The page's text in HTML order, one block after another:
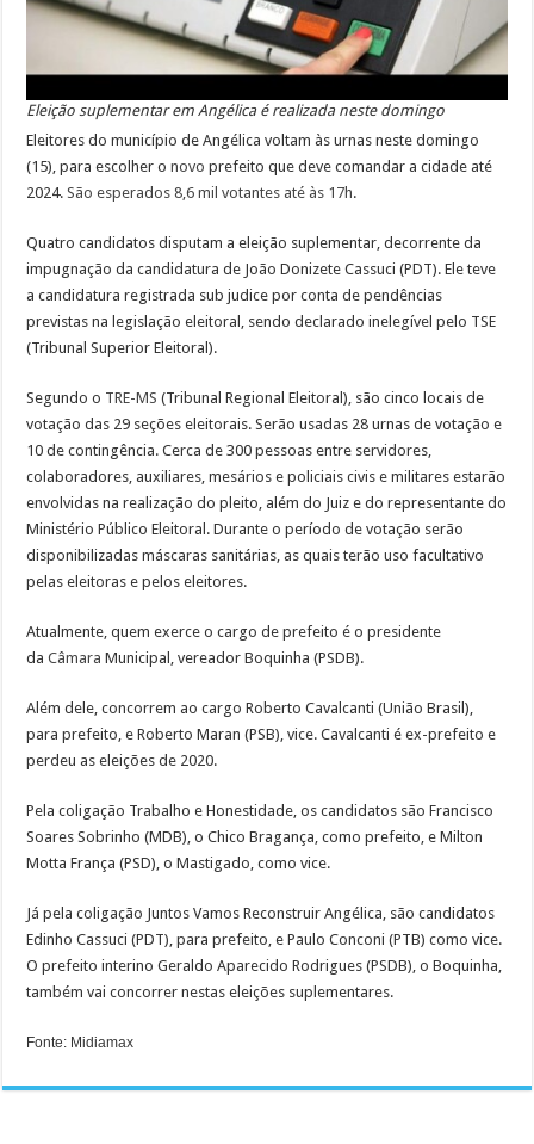
Eleição suplementar em Angélica é realizada neste domingo
Eleitores do município de Angélica voltam às urnas neste domingo
(15), para escolher onovo prefeito que deve comandar a cidade até
2024.São esperados 8,6 mil votantes até às 17h.
Quatro candidatos disputam a eleição suplementar, decorrente da
impugnação da candidatura de João Donizete Cassuci (PDT). Ele teve
a candidatura registrada sub judice por conta de pendências
previstas na legislação eleitoral, sendo declarado inelegível pelo TSE
(Tribunal Superior Eleitoral).
Segundo o TRE-MS (Tribunal Regional Eleitoral), são cinco locais de
votação das 29 seções eleitorais. Serão usadas 28 urnas de votação e
10 de contingência. Cerca de 300 pessoas entre servidores,
colaboradores, auxiliares, mesários e policiais civis e militares estarão
envolvidas na realização do pleito, além do Juiz e do representante do
Ministério Público Eleitoral. Durante o período de votação serão
disponibilizadas máscaras sanitárias, as quais terão uso facultativo
pelas eleitoras e pelos eleitores.
Atualmente, quem exerce o cargo de prefeito é o presidente
daCâmara Municipal, vereador Boquinha (PSDB).
Além dele, concorrem ao cargo Roberto Cavalcanti (União Brasil),
para prefeito, e Roberto Maran (PSB), vice. Cavalcanti é ex-prefeito e
perdeu as eleições de 2020.
Pela coligação Trabalho e Honestidade, os candidatos são Francisco
Soares Sobrinho (MDB), o Chico Bragança, como prefeito, e Milton
Motta França (PSD), o Mastigado, como vice.
Já pela coligação Juntos Vamos Reconstruir Angélica, são candidatos
Edinho Cassuci (PDT), para prefeito, e Paulo Conconi (PTB) como vice.
O prefeito interino Geraldo Aparecido Rodrigues (PSDB), o Boquinha,
também vai concorrer nestas eleições suplementares.
Fonte: Midiamax